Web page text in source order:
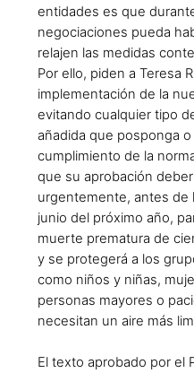
entidades es que
negociaciones pueda
relajen las medidas
Por ello, piden a Teresa
implementación de la
evitando cualquier tipo
añadida que posponga
cumplimiento de la
que su aprobación
urgentemente, antes de
junio del próximo año,
muerte prematura de
y se protegerá a los
como niños y niñas,
personas mayores o
necesitan un aire más
El texto aprobado por el